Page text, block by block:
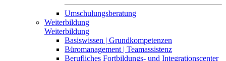
Umschulungsberatung
Weiterbildung
Weiterbildung
Basiswissen | Grundkompetenzen
Büromanagement | Teamassistenz
Berufliches Fortbildungs- und Integrationscenter